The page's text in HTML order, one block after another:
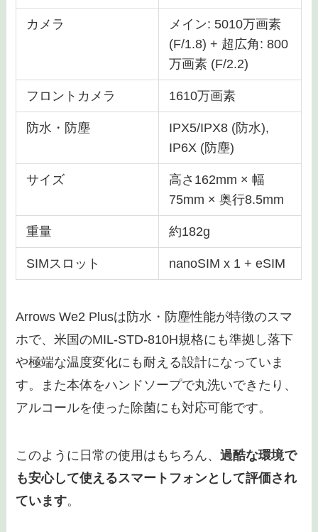
カメラ
メイン: 5010万画素
(F/1.8) + 超広角: 800
万画素 (F/2.2)
フロントカメラ 1610万画素
防水・防塵
IPX5/IPX8 (防水),
IP6X (防塵)
サイズ
高さ162mm × 幅
75mm × 奥行8.5mm
重量 約182g
SIMスロット nanoSIM x 1 + eSIM
Arrows We2 Plusは防水・防塵性能が特徴のスマ
ホで、米国のMIL-STD-810H規格にも準拠し落下
や極端な温度変化にも耐える設計になっていま
す。また本体をハンドソープで丸洗いできたり、
アルコールを使った除菌にも対応可能です。
このように日常の使用はもちろん、過酷な環境で
も安心して使えるスマートフォンとして評価され
ています。